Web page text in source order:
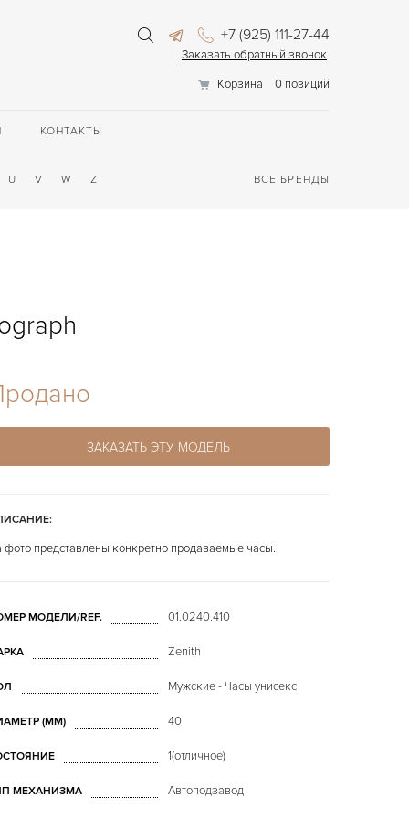
+7 (925) 111-27-44
Заказать обратный звонок
Корзина
0 позиций
КОНТАКТЫ
U V W Z ВСЕ БРЕНДЫ
ЗАКАЗАТЬ ЭТУ МОДЕЛЬ
фото представлены конкретно продаваемые часы.
МОДЕЛИ/REF. 01.0240.410
Zenith
Мужские - Часы унисекс
(MM) 40
1(отличное)
МЕХАНИЗМА Автоподзавод